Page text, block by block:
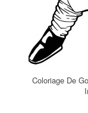
Coloriage De